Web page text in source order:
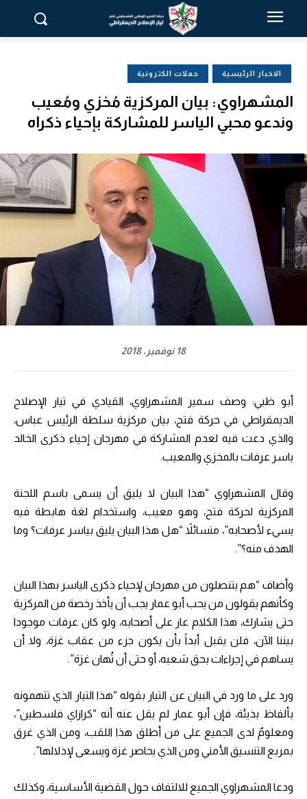
الاخبار الرئيسية حملات الكترونية
المشهراوي: بيان المركزية مُخزي ومُعيب
وندعو محبي الياسر للمشاركة بإحياء ذكراه
18 نوفمبر، 2018
أبو ظبي: وصف سمير المشهراوي، القيادي في تيار الإصلاح
الديمقراطي في حركة فتح، بيان مركزية سلطة الرئيس عباس،
والذي دعت فيه لعدم المشاركة في مهرجان إحياء ذكرى الخالد
ياسر عرفات بالمخزي والمعيب.
وقال المشهراوي “هذا البيان لا يليق أن يسمى باسم اللجنة
المركزية لحركة فتح، وهو معيب، واستخدام لغة هابطة فيه
يسيء لأصحابه”، متسائلاً “هل هذا البيان يليق بياسر عرفات؟ وما
الهدف منه؟”.
وأضاف “هم يتنصلون من مهرجان لإحياء ذكرى الياسر بهذا البيان
وكأنهم يقولون من يحب أبو عمار يجب أن يأخذ رخصة من المركزية
حتى يشارك، هذا الكلام عار على أصحابه، ولو كان عرفات موجودا
بيننا الآن، فلن يقبل أبداً بأن يكون جزء من عقاب غزة، ولا أن
يساهم في إجراءات بحق شعبه، أو حتى أن تُهان غزة”.
ورد على ما ورد في البيان عن التيار بقوله “هذا التيار الذي تتهمونه
بألفاظ بذيئة، فإن أبو عمار لم يقل عنه أنه “كرازاي فلسطين”،
ومعلومٌ لدى الجميع على من أطلق هذا اللقب، ومن الذي غرق
بمربع التنسيق الأمني ومن الذي يحاصر غزة ويسعى لإذلالها”.
ودعا المشهراوي الجميع للالتفاف حول القضية الأساسية، وكذلك